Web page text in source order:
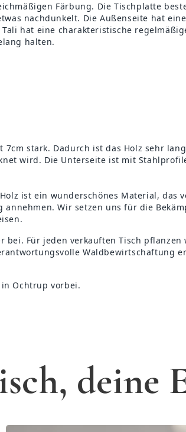
Färbung. Die Tischplatte
nachdunkelt. Die Außenseite hat
hat eine charakteristische
halten.
7cm stark. Dadurch ist das Holz sehr
wird. Die Unterseite ist mit
ist ein wunderschönes Material,
Wir setzen uns für die
Für jeden verkauften Tisch
Waldbewirtschaftung
Ochtrup vorbei.
deine